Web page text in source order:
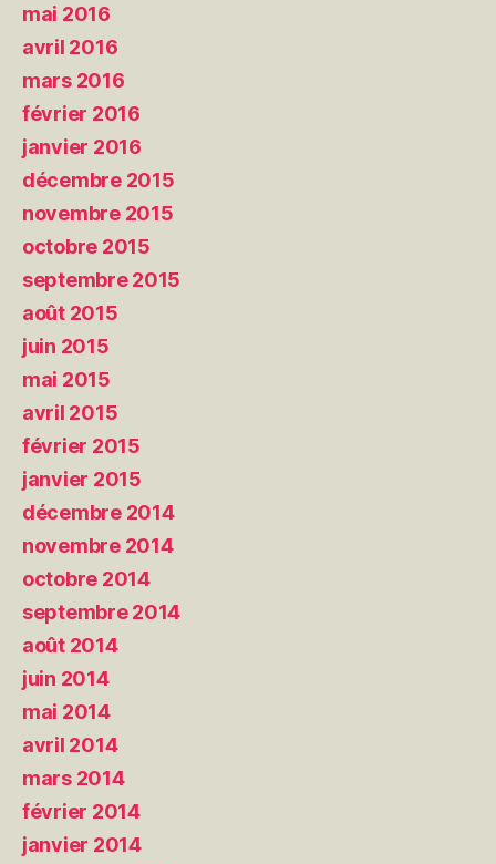
mai 2016
avril 2016
mars 2016
février 2016
janvier 2016
décembre 2015
novembre 2015
octobre 2015
septembre 2015
août 2015
juin 2015
mai 2015
avril 2015
février 2015
janvier 2015
décembre 2014
novembre 2014
octobre 2014
septembre 2014
août 2014
juin 2014
mai 2014
avril 2014
mars 2014
février 2014
janvier 2014